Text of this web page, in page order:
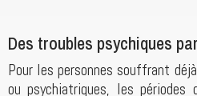
Des troubles psychiques
Pour les personnes souffrant
ou psychiatriques, les